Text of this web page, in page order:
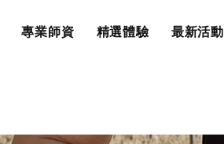
專業師資 精選體驗 最新活動